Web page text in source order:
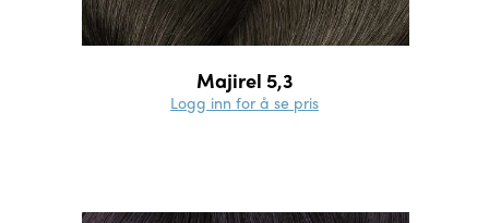
Majirel 5,3
Logg inn for å se pris